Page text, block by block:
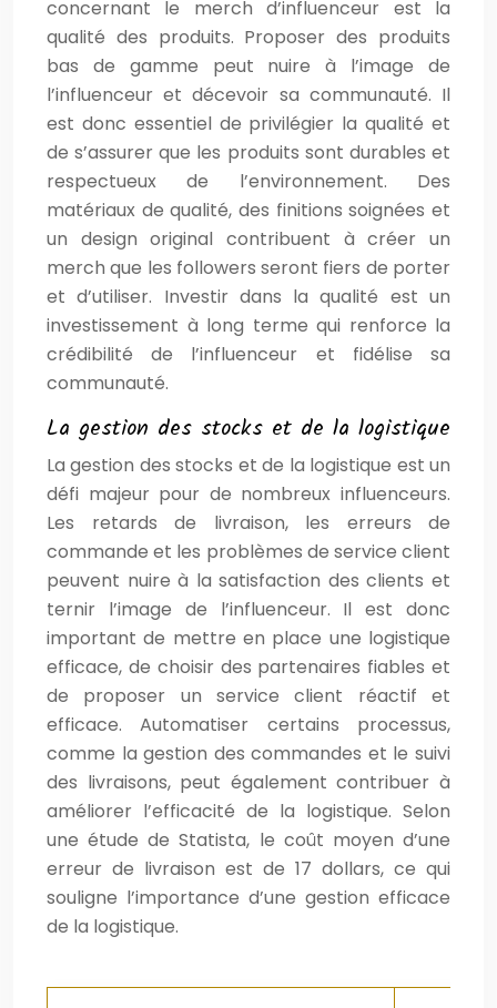
concernant le merch d’influenceur est la
qualité des produits. Proposer des produits
bas de gamme peut nuire à l’image de
l’influenceur et décevoir sa communauté. Il
est donc essentiel de privilégier la qualité et
de s’assurer que les produits sont durables et
respectueux de l’environnement. Des
matériaux de qualité, des finitions soignées et
un design original contribuent à créer un
merch que les followers seront fiers de porter
et d’utiliser. Investir dans la qualité est un
investissement à long terme qui renforce la
crédibilité de l’influenceur et fidélise sa
communauté.
La gestion des stocks et de la logistique
La gestion des stocks et de la logistique est un
défi majeur pour de nombreux influenceurs.
Les retards de livraison, les erreurs de
commande et les problèmes de service client
peuvent nuire à la satisfaction des clients et
ternir l’image de l’influenceur. Il est donc
important de mettre en place une logistique
efficace, de choisir des partenaires fiables et
de proposer un service client réactif et
efficace. Automatiser certains processus,
comme la gestion des commandes et le suivi
des livraisons, peut également contribuer à
améliorer l’efficacité de la logistique. Selon
une étude de Statista, le coût moyen d’une
erreur de livraison est de 17 dollars, ce qui
souligne l’importance d’une gestion efficace
de la logistique.